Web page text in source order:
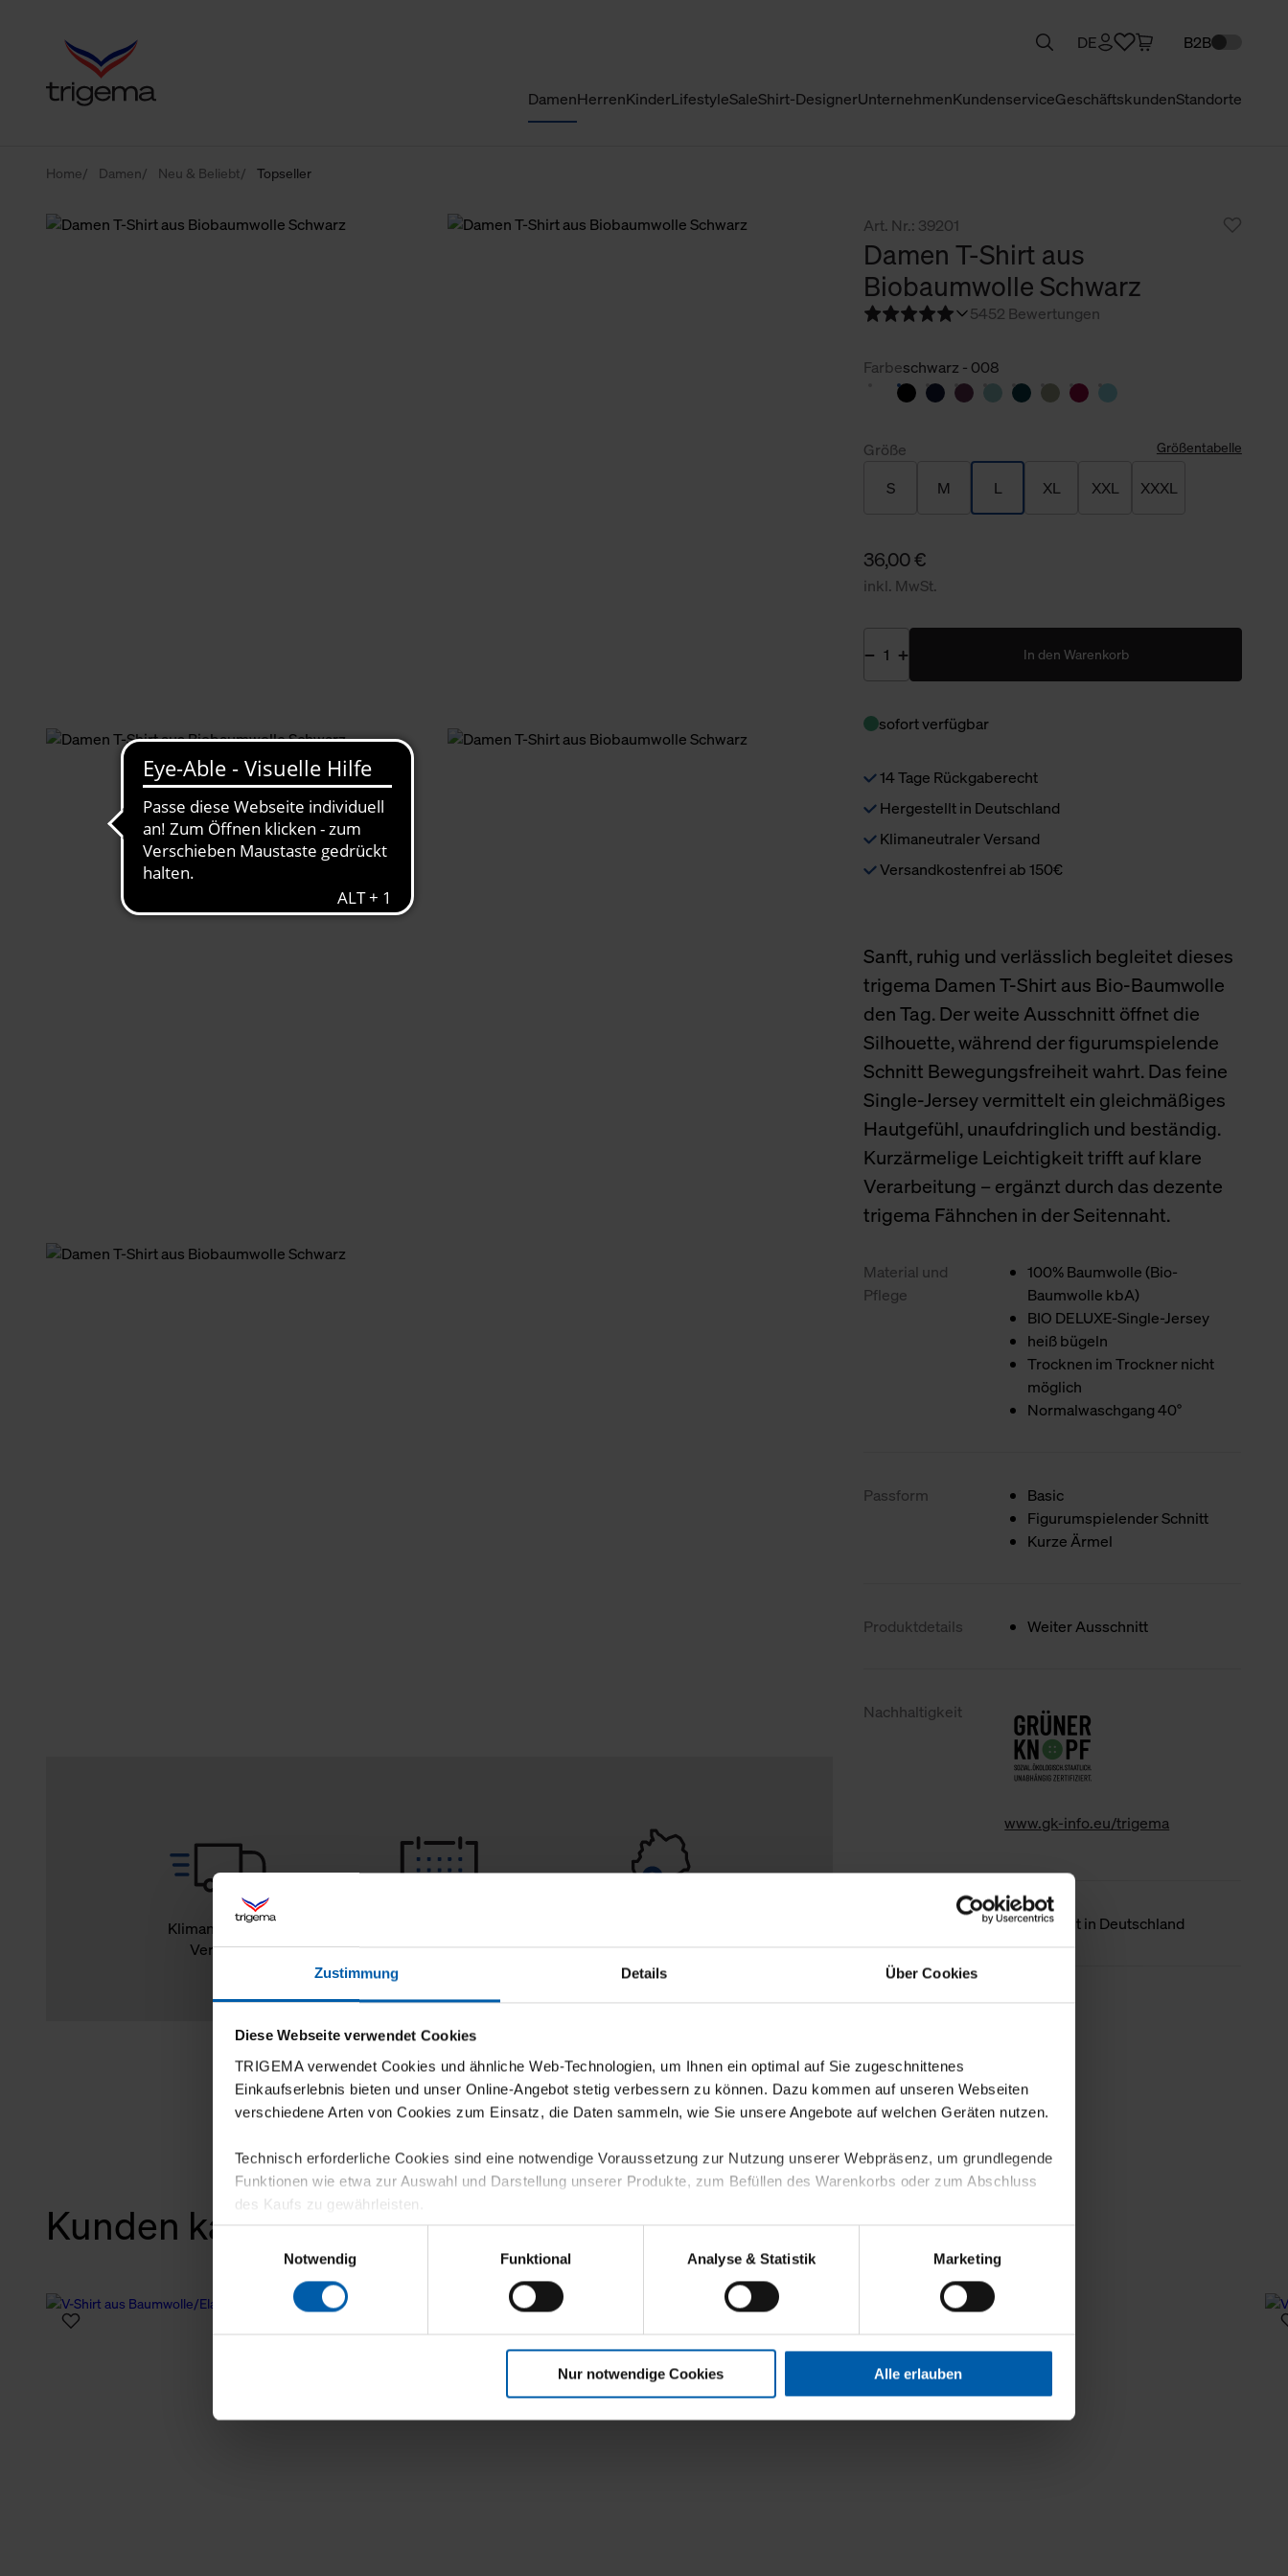
Zustimmung Details Über Cookies
Diese Webseite verwendet Cookies
TRIGEMA verwendet Cookies und ähnliche Web-Technologien, um Ihnen ein optimal auf Sie zugeschnittenes
Einkaufserlebnis bieten und unser Online-Angebot stetig verbessern zu können. Dazu kommen auf unseren Webseiten
verschiedene Arten von Cookies zum Einsatz, die Daten sammeln, wie Sie unsere Angebote auf welchen Geräten nutzen.
Technisch erforderliche Cookies sind eine notwendige Voraussetzung zur Nutzung unserer Webpräsenz, um grundlegende
Funktionen wie etwa zur Auswahl und Darstellung unserer Produkte, zum Befüllen des Warenkorbs oder zum Abschluss
des Kaufs zu gewährleisten.
Für die Darstellung personalisierter Angebote, Anzeigen und Inhalte aufgrund Ihres Nutzerverhaltens und Ihres Profils
sowie für Marketing-, Statistik- und Tracking-Zwecke zur Analyse und Optimierung unserer Webpräsenz speichern wir
personenbezogene Informationen. Diese übermitteln wir in anonymisierter Form an Dritte wie etwa unsere
Klicken Sie auf "Alle erlauben", damit wir alle Cookies und Web-Technologien für Ihr personalisiertes Einkaufserlebnis
verwenden dürfen. Über die jeweiligen Schaltflächen können Sie die Arten der Cookies selbst festlegen, die Sie erlauben
Einwilligungsauswahl
Notwendig
Funktional Analyse & Statistik Marketing
Nur notwendige Cookies Alle erlauben
DamenHerrenKinderLifestyleSaleShirt-DesignerUnternehmenKundenserviceGeschäftskundenStandorte
DE B2B
Home Damen Neu & Beliebt Topseller
Klimaneutraler
Versand
Rückgaberecht
Burladingen
Art. Nr.: 39201
Damen T-Shirt aus
Biobaumwolle Schwarz
5452 Bewertungen
Farbeschwarz - 008
Größe Größentabelle
S M L XL XXL XXXL
36,00 €
inkl. MwSt.
In den Warenkorb
sofort verfügbar
14 Tage Rückgaberecht
Hergestellt in Deutschland
Klimaneutraler Versand
Versandkostenfrei ab 150€
Sanft, ruhig und verlässlich begleitet dieses
trigema Damen T-Shirt aus Bio-Baumwolle
den Tag. Der weite Ausschnitt öffnet die
Silhouette, während der figurumspielende
Schnitt Bewegungsfreiheit wahrt. Das feine
Single-Jersey vermittelt ein gleichmäßiges
Hautgefühl, unaufdringlich und beständig.
Kurzärmelige Leichtigkeit trifft auf klare
Verarbeitung – ergänzt durch das dezente
trigema Fähnchen in der Seitennaht.
Material und
Pflege
100% Baumwolle (Bio-
Baumwolle kbA)
BIO DELUXE-Single-Jersey
heiß bügeln
Trocknen im Trockner nicht
möglich
Normalwaschgang 40°
Passform
Basic
Figurumspielender Schnitt
Kurze Ärmel
Produktdetails Weiter Ausschnitt
Nachhaltigkeit
www.gk-info.eu/trigema
Hergestellt in Deutschland
Weniger Details
Kunden kauften auch